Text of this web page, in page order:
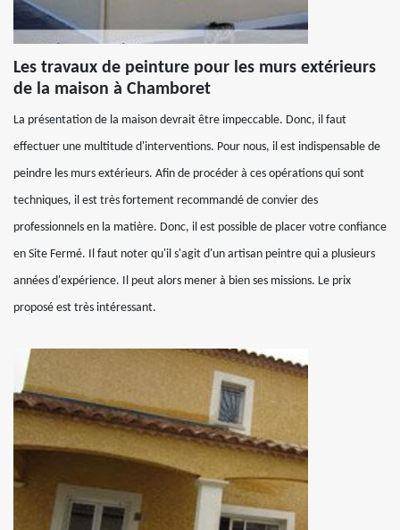
Les travaux de peinture pour les murs extérieurs
de la maison à Chamboret
La présentation de la maison devrait être impeccable. Donc, il faut
effectuer une multitude d'interventions. Pour nous, il est indispensable de
peindre les murs extérieurs. Afin de procéder à ces opérations qui sont
techniques, il est très fortement recommandé de convier des
professionnels en la matière. Donc, il est possible de placer votre confiance
en Site Fermé. Il faut noter qu'il s'agit d'un artisan peintre qui a plusieurs
années d'expérience. Il peut alors mener à bien ses missions. Le prix
proposé est très intéressant.